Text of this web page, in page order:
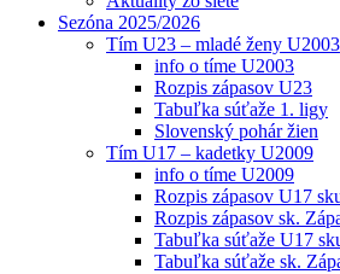
Sezóna 2025/2026
Tím U23 – mladé ženy U2003
info o tíme U2003
Rozpis zápasov U23
Tabuľka súťaže 1. ligy
Slovenský pohár žien
Tím U17 – kadetky U2009
info o tíme U2009
Rozpis zápasov U17
Rozpis zápasov sk.
Tabuľka súťaže U17
Tabuľka súťaže sk.